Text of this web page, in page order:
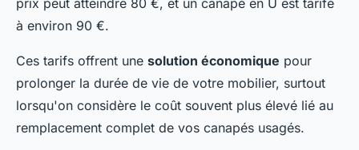
prix peut atteindre 80 €, et un canapé en U est tarifé
à environ 90 €.
Ces tarifs offrent une solution économique pour
prolonger la durée de vie de votre mobilier, surtout
lorsqu'on considère le coût souvent plus élevé lié au
remplacement complet de vos canapés usagés.